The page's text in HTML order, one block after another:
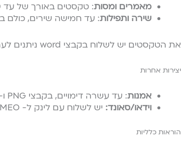
מאמרים ומסות: טקסטים באורך של עד 500-4000 מילה, עד שני טקסטים.
שירה ותפילות: עד חמישה שירים, כולם
את הטקסטים יש לשלוח בקבצי word ניתנים לעריכה
יצירות אחרות
אמנות: עד עשרה דימויים, בקבצי PNG ו-PDF.
וידאו/סאונד: יש לשלוח עם לינק ל- YOUTUBE ,VIMEO וכדומה.
הוראות כלליות